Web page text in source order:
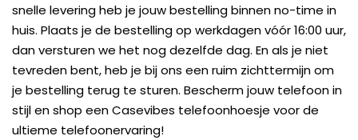
snelle levering heb je jouw bestelling binnen no-time in
huis. Plaats je de bestelling op werkdagen vóór 16:00 uur,
dan versturen we het nog dezelfde dag. En als je niet
tevreden bent, heb je bij ons een ruim zichttermijn om
je bestelling terug te sturen. Bescherm jouw telefoon in
stijl en shop een Casevibes telefoonhoesje voor de
ultieme telefoonervaring!